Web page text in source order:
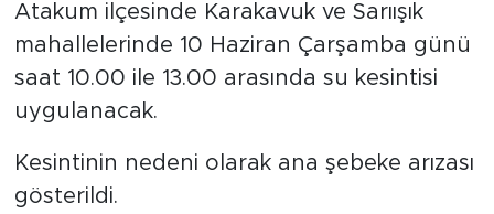
Atakum ilçesinde Karakavuk ve Sarıışık
mahallelerinde 10 Haziran Çarşamba günü
saat 10.00 ile 13.00 arasında su kesintisi
uygulanacak.
Kesintinin nedeni olarak ana şebeke arızası
gösterildi.